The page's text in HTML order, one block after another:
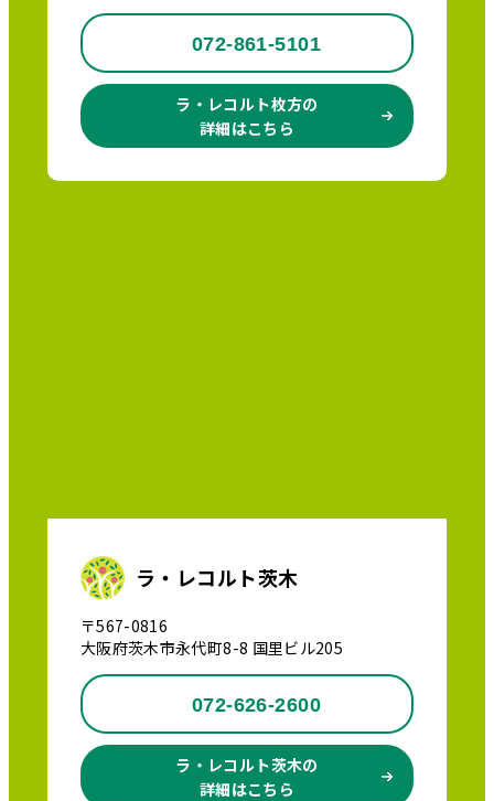
072-861-5101
ラ・レコルト枚方の
詳細はこちら
ラ・レコルト茨木
〒567-0816
大阪府茨木市永代町8-8 国里ビル205
072-626-2600
ラ・レコルト茨木の
詳細はこちら